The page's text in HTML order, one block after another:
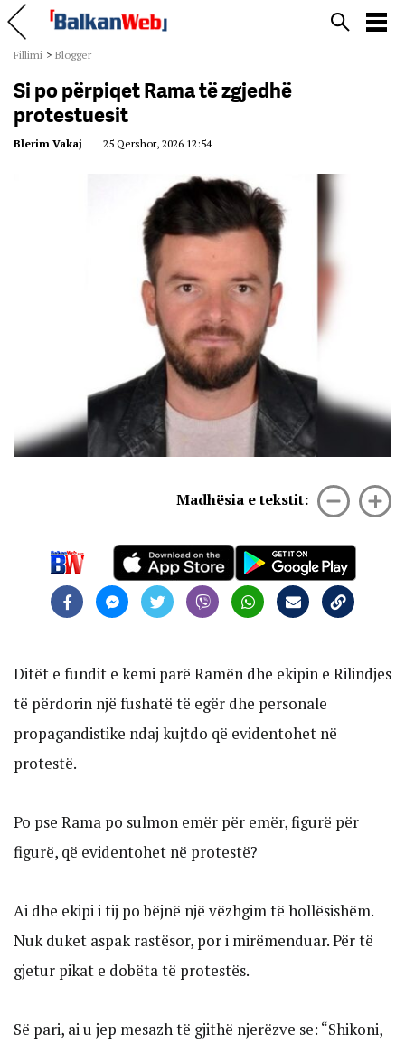
Fillimi > Blogger
Si po përpiqet Rama të zgjedhë
protestuesit
Blerim Vakaj | 25 Qershor, 2026 12:54
Madhësia e tekstit:
Ditët e fundit e kemi parë Ramën dhe ekipin e Rilindjes
të përdorin një fushatë të egër dhe personale
propagandistike ndaj kujtdo që evidentohet në
protestë.
Po pse Rama po sulmon emër për emër, figurë për
figurë, që evidentohet në protestë?
Ai dhe ekipi i tij po bëjnë një vëzhgim të hollësishëm.
Nuk duket aspak rastësor, por i mirëmenduar. Për të
gjetur pikat e dobëta të protestës.
Së pari, ai u jep mesazh të gjithë njerëzve se: “Shikoni,